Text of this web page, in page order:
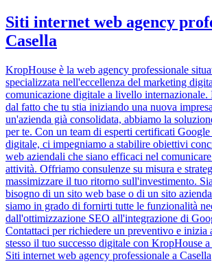
Siti internet web agency
Casella
KropHouse è la web agency professionale
specializzata nell'eccellenza del marketing
comunicazione digitale a livello internazionale.
dal fatto che tu stia iniziando una nuova
un'azienda già consolidata, abbiamo la
per te. Con un team di esperti certificati
digitale, ci impegniamo a stabilire obiettivi
web aziendali che siano efficaci nel
attività. Offriamo consulenze su misura e
massimizzare il tuo ritorno sull'investimento.
bisogno di un sito web base o di un sito
siamo in grado di fornirti tutte le funzionalità
dall'ottimizzazione SEO all'integrazione di
Contattaci per richiedere un preventivo e inizia
stesso il tuo successo digitale con KropHouse a
Siti internet web agency professionale a Casella